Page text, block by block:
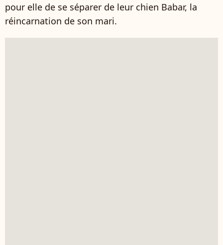
pour elle de se séparer de leur chien Babar, la
réincarnation de son mari.